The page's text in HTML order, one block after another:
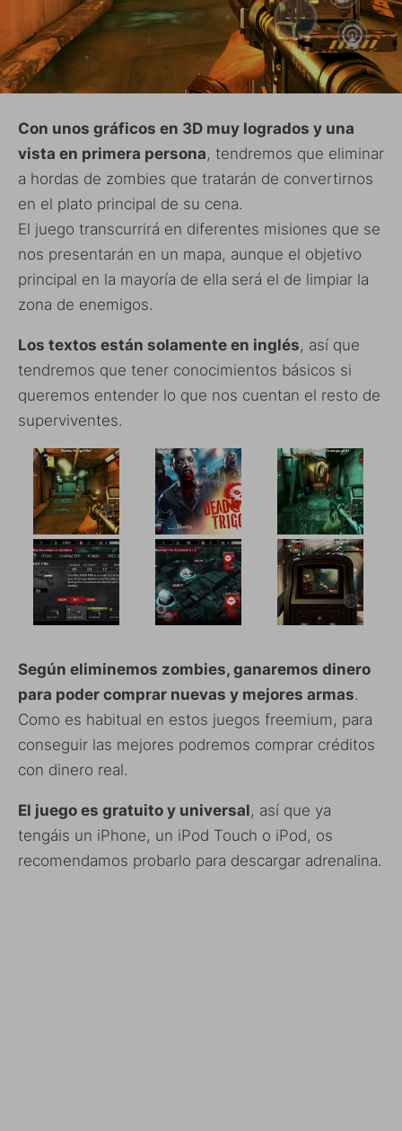
Con unos gráficos en 3D muy logrados y una
vista en primera persona, tendremos que eliminar
a hordas de zombies que tratarán de convertirnos
en el plato principal de su cena.
El juego transcurrirá en diferentes misiones que se
nos presentarán en un mapa, aunque el objetivo
principal en la mayoría de ella será el de limpiar la
zona de enemigos.
Los textos están solamente en inglés, así que
tendremos que tener conocimientos básicos si
queremos entender lo que nos cuentan el resto de
superviventes.
Según eliminemos zombies, ganaremos dinero
para poder comprar nuevas y mejores armas.
Como es habitual en estos juegos freemium, para
conseguir las mejores podremos comprar créditos
con dinero real.
El juego es gratuito y universal, así que ya
tengáis un iPhone, un iPod Touch o iPod, os
recomendamos probarlo para descargar adrenalina.